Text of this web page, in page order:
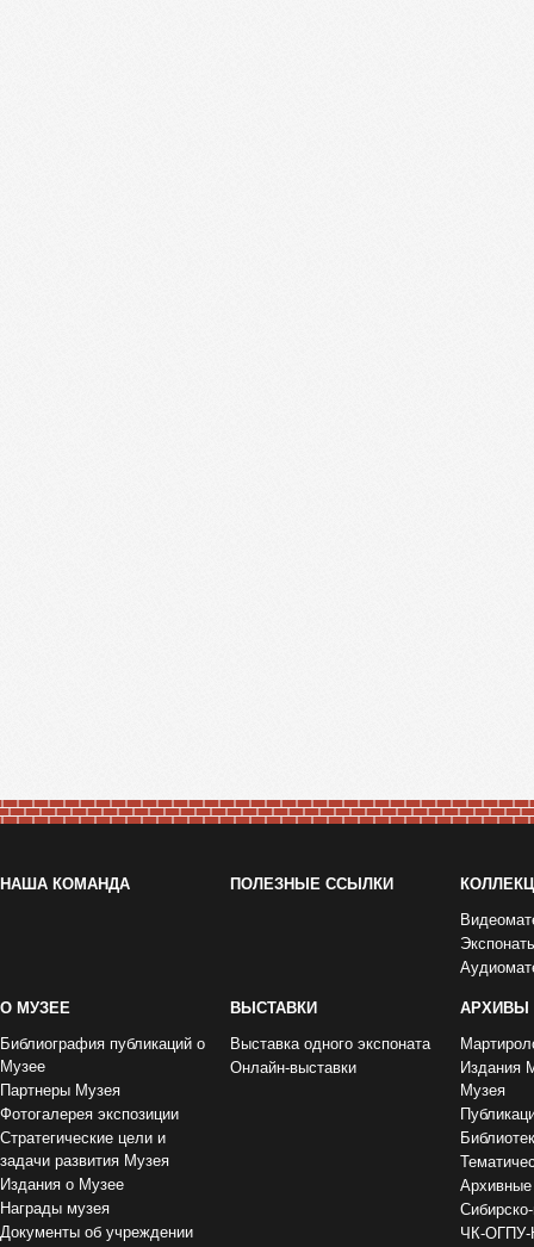
НАША КОМАНДА ПОЛЕЗНЫЕ ССЫЛКИ
О МУЗЕЕ
Библиография публикаций о
Музее
Партнеры Музея
Фотогалерея экспозиции
Стратегические цели и
задачи развития Музея
Издания о Музее
Награды музея
Документы об учреждении
ВЫСТАВКИ
Выставка одного экспоната
Онлайн-выставки
АРХИВЫ
Издания
Музея
ЧК-